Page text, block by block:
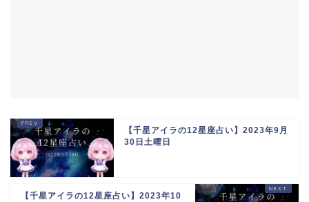
【千星アイラの12星座占い】2023年9月
30日土曜日
【千星アイラの12星座占い】2023年10